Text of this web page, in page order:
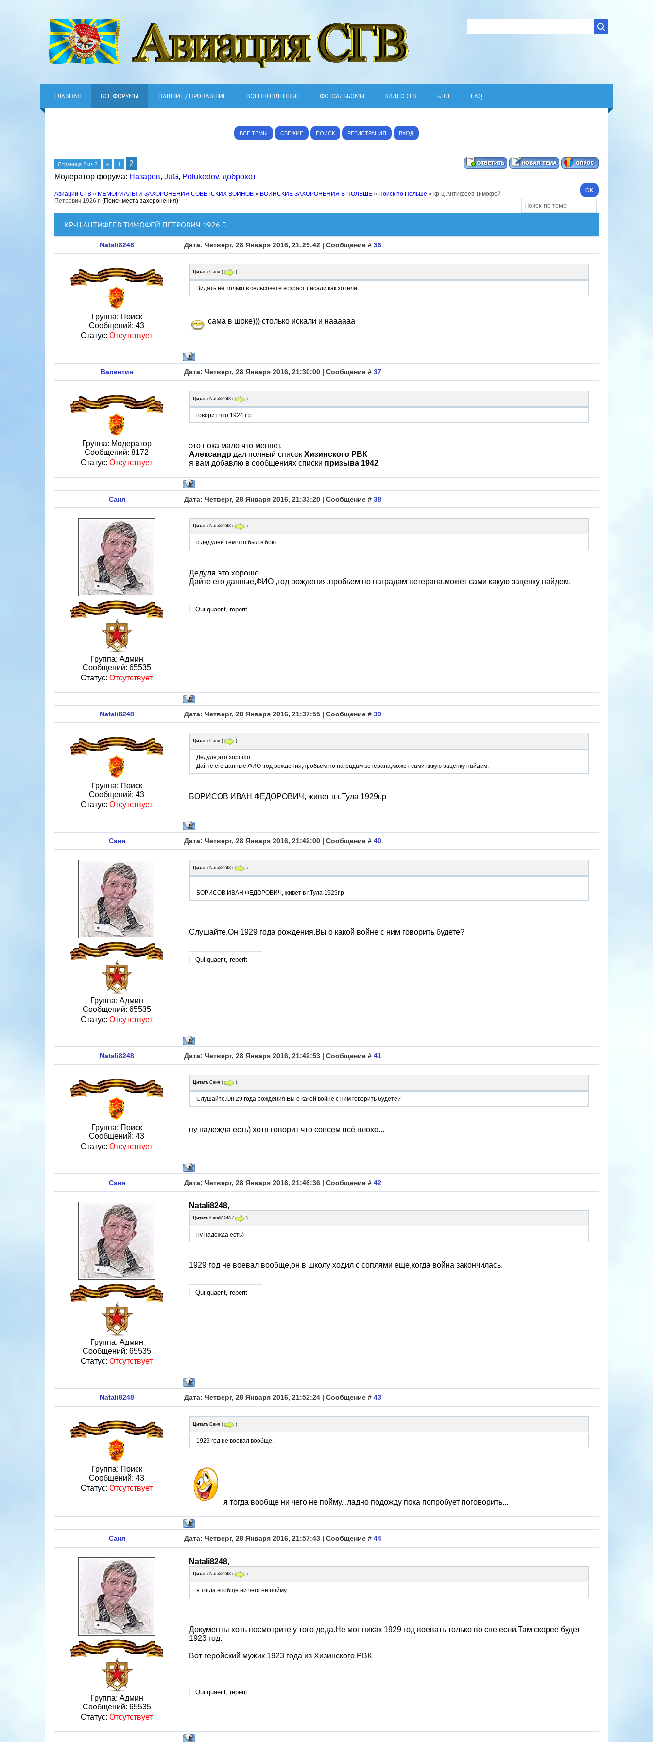
ГЛАВНАЯ ВСЕ ФОРУМЫ ПАВШИЕ / ПРОПАВШИЕ ВОЕННОПЛЕННЫЕ ФОТОАЛЬБОМЫ ВИДЕО СГВ БЛОГ FAQ
ВСЕ ТЕМЫ СВЕЖИЕ ПОИСК РЕГИСТРАЦИЯ ВХОД
Страница 2 из 2 « 1
2
Модератор форума: Назаров, JuG, Polukedov, доброхот
Авиации СГВ » МЕМОРИАЛЫ И ЗАХОРОНЕНИЯ СОВЕТСКИХ ВОИНОВ » ВОИНСКИЕ ЗАХОРОНЕНИЯ В ПОЛЬШЕ » Поиск по Польше » кр-ц Антифеев Тимофей
Петрович 1926 г. (Поиск места захоронения)
КР-Ц АНТИФЕЕВ ТИМОФЕЙ ПЕТРОВИЧ 1926 Г.
Natali8248 Дата: Четверг, 28 Января 2016, 21:29:42 | Сообщение # 36
Группа: Поиск
Сообщений: 43
Статус: Отсутствует
Цитата Саня ( )
Видать не только в сельсовете возраст писали как хотели.
сама в шоке))) столько искали и наааааа
Валентин Дата: Четверг, 28 Января 2016, 21:30:00 | Сообщение # 37
Группа: Модератор
Сообщений: 8172
Статус: Отсутствует
Цитата Natali8248 ( )
говорит что 1924 г р
это пока мало что меняет,
Александр дал полный список Хизинского РВК
я вам добавлю в сообщениях списки призыва 1942
Саня Дата: Четверг, 28 Января 2016, 21:33:20 | Сообщение # 38
Группа: Админ
Сообщений: 65535
Статус: Отсутствует
Цитата Natali8248 ( )
с дедулей тем что был в бою
Дедуля,это хорошо.
Дайте его данные,ФИО ,год рождения,пробьем по наградам ветерана,может сами какую зацепку найдем.
Qui quaerit, reperit
Natali8248 Дата: Четверг, 28 Января 2016, 21:37:55 | Сообщение # 39
Группа: Поиск
Сообщений: 43
Статус: Отсутствует
Цитата Саня ( )
Дедуля,это хорошо.
Дайте его данные,ФИО ,год рождения,пробьем по наградам ветерана,может сами какую зацепку найдем.
БОРИСОВ ИВАН ФЕДОРОВИЧ, живет в г.Тула 1929г.р
Саня Дата: Четверг, 28 Января 2016, 21:42:00 | Сообщение # 40
Группа: Админ
Сообщений: 65535
Статус: Отсутствует
Цитата Natali8248 ( )
БОРИСОВ ИВАН ФЕДОРОВИЧ, живет в г.Тула 1929г.р
Слушайте.Он 1929 года рождения.Вы о какой войне с ним говорить будете?
Qui quaerit, reperit
Natali8248 Дата: Четверг, 28 Января 2016, 21:42:53 | Сообщение # 41
Группа: Поиск
Сообщений: 43
Статус: Отсутствует
Цитата Саня ( )
Слушайте.Он 29 года рождения.Вы о какой войне с ним говорить будете?
ну надежда есть) хотя говорит что совсем всё плохо...
Саня Дата: Четверг, 28 Января 2016, 21:46:36 | Сообщение # 42
Группа: Админ
Сообщений: 65535
Статус: Отсутствует
Natali8248,
Цитата Natali8248 ( )
ну надежда есть)
1929 год не воевал вообще,он в школу ходил с соплями еще,когда война закончилась.
Qui quaerit, reperit
Natali8248 Дата: Четверг, 28 Января 2016, 21:52:24 | Сообщение # 43
Группа: Поиск
Сообщений: 43
Статус: Отсутствует
Цитата Саня ( )
1929 год не воевал вообще.
я тогда вообще ни чего не пойму...ладно подожду пока попробует поговорить...
Саня Дата: Четверг, 28 Января 2016, 21:57:43 | Сообщение # 44
Группа: Админ
Сообщений: 65535
Статус: Отсутствует
Natali8248,
Цитата Natali8248 ( )
я тогда вообще ни чего не пойму
Документы хоть посмотрите у того деда.Не мог никак 1929 год воевать,только во сне если.Там скорее будет
1923 год.
Вот геройский мужик 1923 года из Хизинского РВК
Qui quaerit, reperit